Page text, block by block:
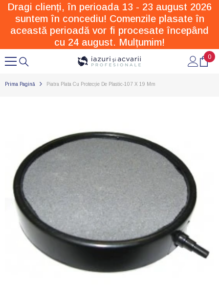
SARI LA CONȚINUT
Dragi clienți, în perioada 13 - 23 august 2026
suntem în concediu! Comenzile plasate în
această perioadă vor fi procesate începând
cu 24 august. Mulțumim!
0
0
Prima Pagină Piatra Plata Cu Protecție De Plastic-107 X 19 Mm